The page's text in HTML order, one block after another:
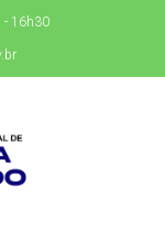
- 16h30